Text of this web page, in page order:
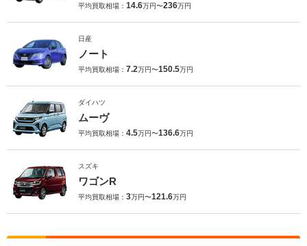
平均買取相場： 14.6万円〜236万円
日産
ノート
平均買取相場： 7.2万円〜150.5万円
ダイハツ
ムーヴ
平均買取相場： 4.5万円〜136.6万円
スズキ
ワゴンR
平均買取相場： 3万円〜121.6万円